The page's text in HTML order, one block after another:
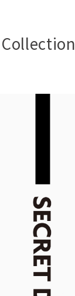
Collection